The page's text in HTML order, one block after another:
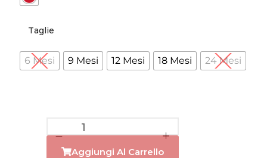
Taglie
6 Mesi 9 Mesi 12 Mesi 18 Mesi 24 Mesi
Aggiungi Al Carrello